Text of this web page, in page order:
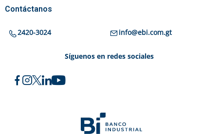
Contáctanos
2420-3024 info@ebi.com.gt
Síguenos en redes sociales